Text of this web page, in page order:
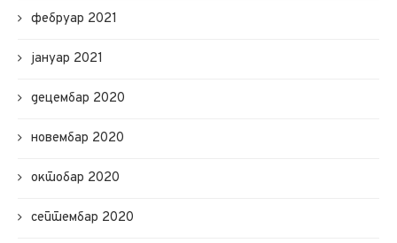
фебруар 2021
јануар 2021
децембар 2020
новембар 2020
октобар 2020
септембар 2020